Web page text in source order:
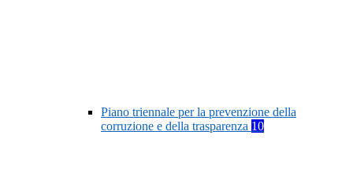
Piano triennale per la prevenzione della
corruzione e della trasparenza 10